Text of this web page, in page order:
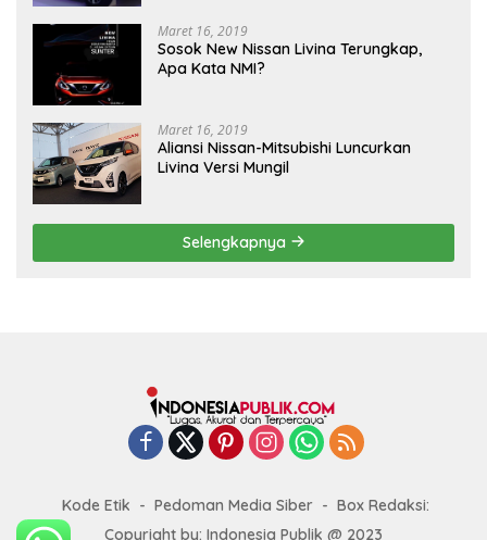
Maret 16, 2019
Sosok New Nissan Livina Terungkap,
Apa Kata NMI?
Maret 16, 2019
Aliansi Nissan-Mitsubishi Luncurkan
Livina Versi Mungil
Selengkapnya
Kode Etik Pedoman Media Siber
Box Redaksi:
Copyright by: Indonesia Publik @ 2023